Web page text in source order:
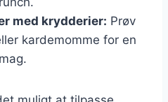
med krydderier: Prøv
kardemomme for en